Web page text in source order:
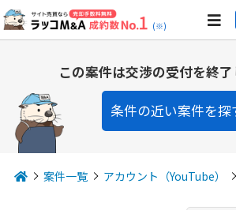
(※)
この案件は交渉の受付を終了
条件の近い案件を探
案件一覧 アカウント（YouTube）